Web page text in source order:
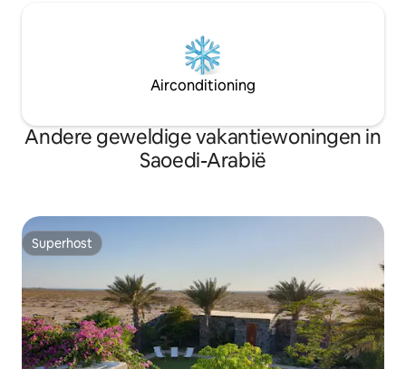
Airconditioning
Andere geweldige vakantiewoningen in
Saoedi-Arabië
Superhost
Superhost